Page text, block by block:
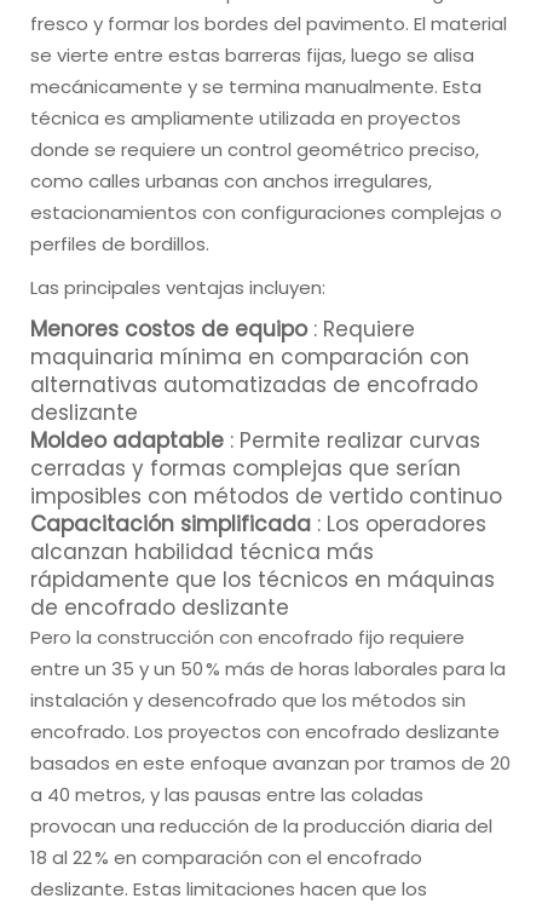
fresco y formar los bordes del pavimento. El material
se vierte entre estas barreras fijas, luego se alisa
mecánicamente y se termina manualmente. Esta
técnica es ampliamente utilizada en proyectos
donde se requiere un control geométrico preciso,
como calles urbanas con anchos irregulares,
estacionamientos con configuraciones complejas o
perfiles de bordillos.
Las principales ventajas incluyen:
Menores costos de equipo : Requiere
maquinaria mínima en comparación con
alternativas automatizadas de encofrado
deslizante
Moldeo adaptable : Permite realizar curvas
cerradas y formas complejas que serían
imposibles con métodos de vertido continuo
Capacitación simplificada : Los operadores
alcanzan habilidad técnica más
rápidamente que los técnicos en máquinas
de encofrado deslizante
Pero la construcción con encofrado fijo requiere
entre un 35 y un 50 % más de horas laborales para la
instalación y desencofrado que los métodos sin
encofrado. Los proyectos con encofrado deslizante
basados en este enfoque avanzan por tramos de 20
a 40 metros, y las pausas entre las coladas
provocan una reducción de la producción diaria del
18 al 22 % en comparación con el encofrado
deslizante. Estas limitaciones hacen que los